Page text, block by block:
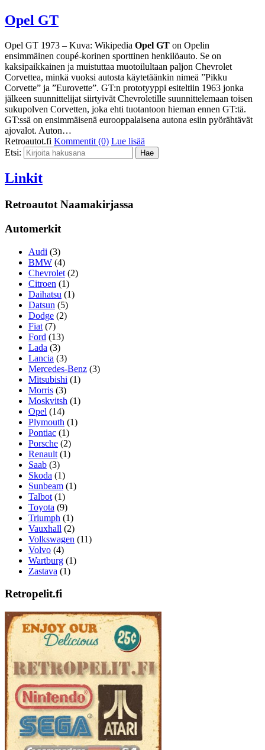
Opel GT
Opel GT 1973 – Kuva: Wikipedia Opel GT on Opelin
ensimmäinen coupé-korinen sporttinen henkilöauto. Se on
kaksipaikkainen ja muistuttaa muotoilultaan paljon Chevrolet
Corvettea, minkä vuoksi autosta käytetäänkin nimeä ”Pikku
Corvette” ja ”Eurovette”. GT:n prototyyppi esiteltiin 1963 jonka
jälkeen suunnittelijat siirtyivät Chevroletille suunnittelemaan toisen
sukupolven Corvetten, joka ehti tuotantoon hieman ennen GT:tä.
GT:ssä on ensimmäisenä eurooppalaisena autona esiin pyörähtävät
ajovalot. Auton…
Retroautot.fi Kommentit (0) Lue lisää
Etsi:
Linkit
Retroautot Naamakirjassa
Automerkit
Audi (3)
BMW (4)
Chevrolet (2)
Citroen (1)
Daihatsu (1)
Datsun (5)
Dodge (2)
Fiat (7)
Ford (13)
Lada (3)
Lancia (3)
Mercedes-Benz (3)
Mitsubishi (1)
Morris (3)
Moskvitsh (1)
Opel (14)
Plymouth (1)
Pontiac (1)
Porsche (2)
Renault (1)
Saab (3)
Skoda (1)
Sunbeam (1)
Talbot (1)
Toyota (9)
Triumph (1)
Vauxhall (2)
Volkswagen (11)
Volvo (4)
Wartburg (1)
Zastava (1)
Retropelit.fi